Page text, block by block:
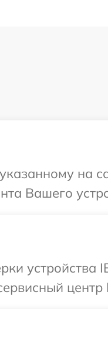
на
Вашего
устройства
центр